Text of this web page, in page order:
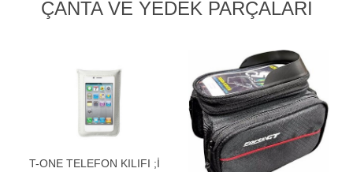
ÇANTA VE YEDEK PARÇALARI
T-ONE TELEFON KILIFI ;İ